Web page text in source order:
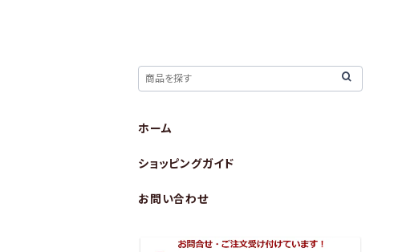
ホーム
ショッピングガイド
お問い合わせ